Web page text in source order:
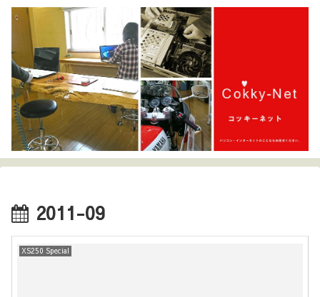
2011-09
XS250 Special